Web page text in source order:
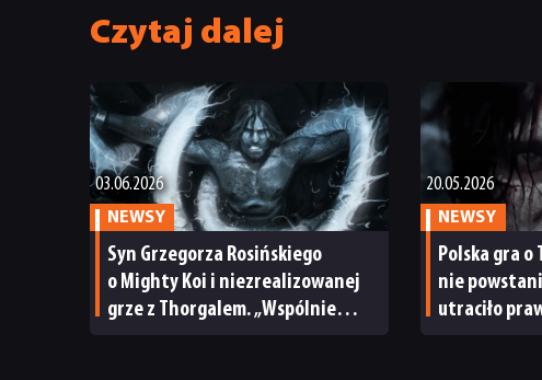
Czytaj dalej
03.06.2026
NEWSY
Syn Grzegorza Rosińskiego
o Mighty Koi i niezrealizowanej
grze z Thorgalem. „Wspólnie
20.05.2026
NEWSY
Polska gra o
nie
utraciło